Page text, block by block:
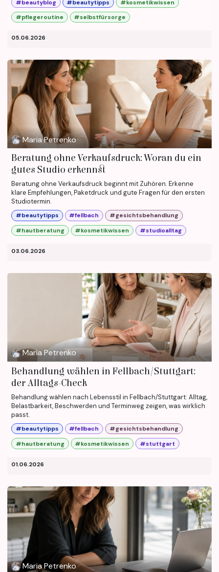
#beautyblog #beautytipps
#kosmetikwissen
#pflegeroutine
#selbstfürsorge
05.06.2026
Maria Petrenko
Beratung ohne Verkaufsdruck: Woran du ein
gutes Studio erkennst
Beratung ohne Verkaufsdruck beginnt mit Zuhören. Erkenne
klare Empfehlungen, Paketdruck und gute Fragen für den ersten
Studiotermin.
#beautytipps #fellbach
#gesichtsbehandlung
#hautberatung
#kosmetikwissen #studioalltag
03.06.2026
Maria Petrenko
Behandlung wählen in Fellbach/Stuttgart:
der Alltags-Check
Behandlung wählen nach Lebensstil in Fellbach/Stuttgart: Alltag,
Belastbarkeit, Beschwerden und Terminweg zeigen, was wirklich
passt.
#beautytipps #fellbach
#gesichtsbehandlung
#hautberatung
#kosmetikwissen #stuttgart
01.06.2026
Maria Petrenko